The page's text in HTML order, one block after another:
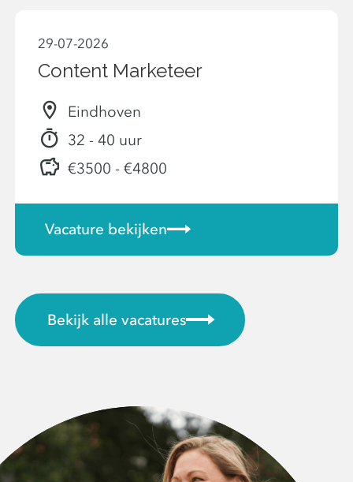
29-07-2026
Content Marketeer
Eindhoven
32 - 40 uur
€3500 - €4800
Vacature bekijken
Bekijk alle vacatures